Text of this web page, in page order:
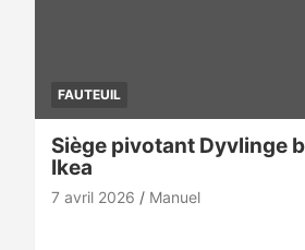
FAUTEUIL
Siège pivotant Dyvlinge
Ikea
7 avril 2026 Manuel